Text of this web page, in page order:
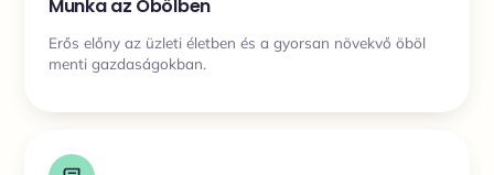
Munka az Öbölben
Erős előny az üzleti életben és a gyorsan növekvő öböl
menti gazdaságokban.